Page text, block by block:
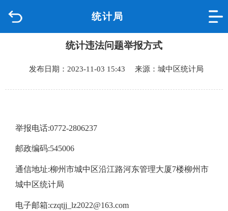
统计局
新闻中心
网上办事
数据专题
统计违法问题举报方式
发布日期：2023-11-03 15:43 来源：城中区统计局
举报电话:0772-2806237
邮政编码:545006
通信地址:柳州市城中区沿江路河东管理大厦7楼柳州市
城中区统计局
电子邮箱:czqtjj_lz2022@163.com